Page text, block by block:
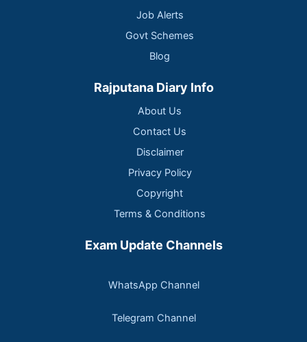
Job Alerts
Govt Schemes
Blog
Rajputana Diary Info
About Us
Contact Us
Disclaimer
Privacy Policy
Copyright
Terms & Conditions
Exam Update Channels
WhatsApp Channel
Telegram Channel